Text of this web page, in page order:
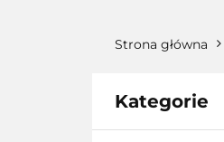
Strona główna
Kategorie